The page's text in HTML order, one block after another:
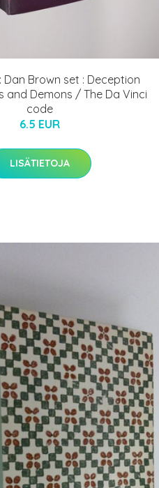
Dan Brown set : Deception
and Demons / The Da Vinci
code
6.5 EUR
LISÄTIETOJA